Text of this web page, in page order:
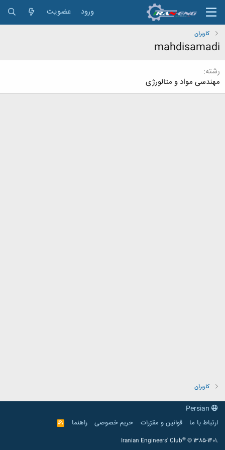
ورود عضویت
کاربران
mahdisamadi
رشته
مهندسی مواد و متالورژی
کاربران
ارتباط با ما
قوانین و مقرّرات حریم خصوصی راهنما
R
S
Iranian Engineers' Club® © 1385-1401.